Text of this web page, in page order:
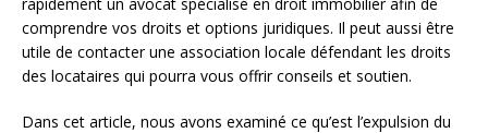
comprendre vos droits et options juridiques. Il peut aussi être
utile de contacter une association locale défendant les droits
des locataires qui pourra vous offrir conseils et soutien.
Dans cet article, nous avons examiné ce qu’est l’expulsion du